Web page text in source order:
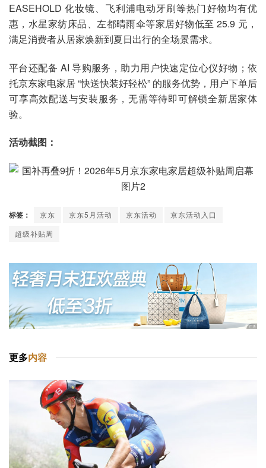
EASEHOLD 化妆镜、飞利浦电动牙刷等热门好物均有优
惠，水星家纺床品、左都晴雨伞等家居好物低至 25.9 元，
满足消费者从居家焕新到夏日出行的全场景需求。
平台还配备 AI 导购服务，助力用户快速定位心仪好物；依
托京东家电家居 “快送快装好轻松” 的服务优势，用户下单后
可享高效配送与安装服务，无需等待即可解锁全新居家体
验。
活动截图：
标签： 京东 京东5月活动 京东活动
京东活动入口
超级补贴周
更多内容